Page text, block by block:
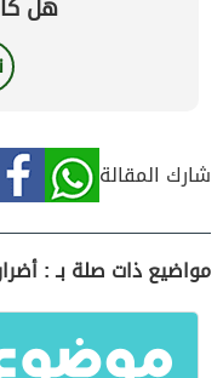
هل
شارك المقالة
مواضيع ذات صلة بـ :